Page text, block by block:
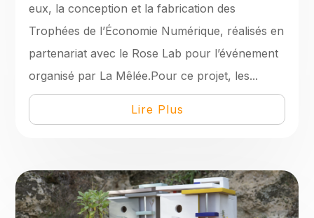
eux, la conception et la fabrication des
Trophées de l’Économie Numérique, réalisés en
partenariat avec le Rose Lab pour l’événement
organisé par La Mêlée.Pour ce projet, les...
Lire Plus